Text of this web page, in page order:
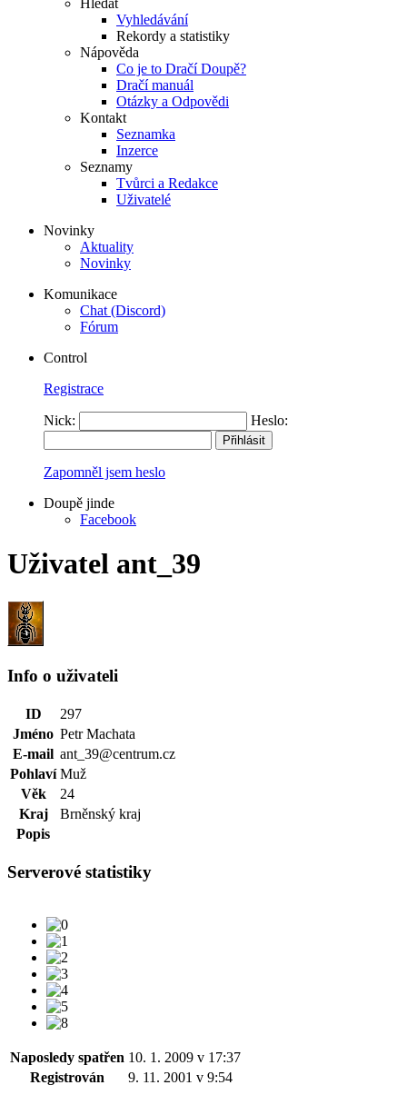
Vyhledávání
Rekordy a statistiky
Nápověda
Co je to Dračí Doupě?
Dračí manuál
Otázky a Odpovědi
Kontakt
Seznamka
Inzerce
Seznamy
Tvůrci a Redakce
Uživatelé
Novinky
Aktuality
Novinky
Komunikace
Chat (Discord)
Fórum
Control
Registrace
Nick: Heslo:
Zapomněl jsem heslo
Doupě jinde
Facebook
Uživatel ant_39
Info o uživateli
ID
297
Jméno Petr Machata
E-mail ant_39@centrum.cz
Pohlaví Muž
Věk
24
Kraj
Brněnský kraj
Popis
Serverové statistiky
Naposledy spatřen 10. 1. 2009 v 17:37
Registrován
9. 11. 2001 v 9:54